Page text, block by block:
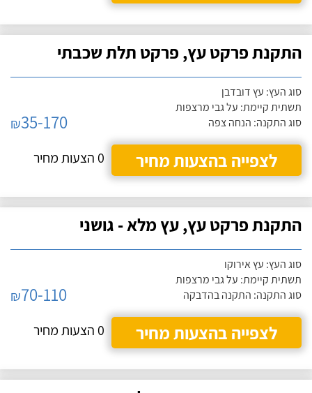
התקנת פרקט עץ, פרקט תלת שכבתי
סוג העץ: עץ דובדבן
תשתית קיימת: על גבי מרצפות
סוג התקנה: הנחה צפה
₪35-170
לצפייה בהצעות מחיר
0 הצעות מחיר
התקנת פרקט עץ, עץ מלא - גושני
סוג העץ: עץ אירוקו
תשתית קיימת: על גבי מרצפות
סוג התקנה: התקנה בהדבקה
₪70-110
לצפייה בהצעות מחיר
0 הצעות מחיר